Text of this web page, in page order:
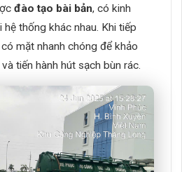
đào tạo bài bản, có kinh
hệ thống khác nhau. Khi tiếp
mặt nhanh chóng để khảo
tiến hành hút sạch bùn rác.